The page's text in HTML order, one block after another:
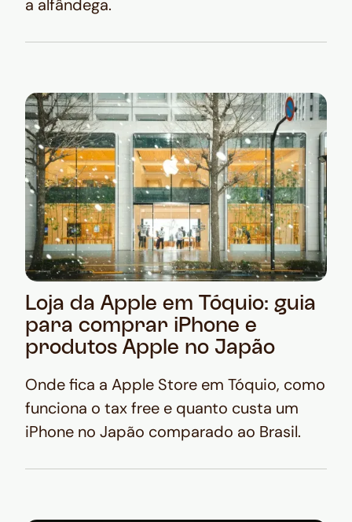
a alfândega.
Loja da Apple em Tóquio: guia
para comprar iPhone e
produtos Apple no Japão
Onde fica a Apple Store em Tóquio, como
funciona o tax free e quanto custa um
iPhone no Japão comparado ao Brasil.